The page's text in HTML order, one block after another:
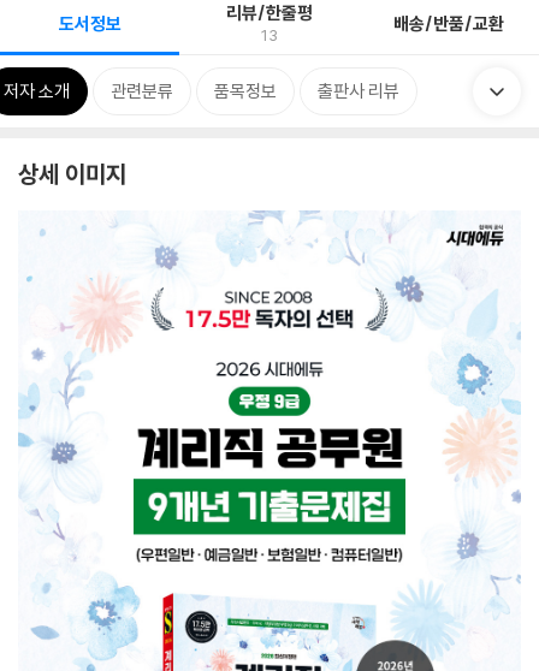
도서정보 리뷰/한줄평
13 배송/반품/교환
저자 소개 관련분류 품목정보 출판사 리뷰
상세 이미지